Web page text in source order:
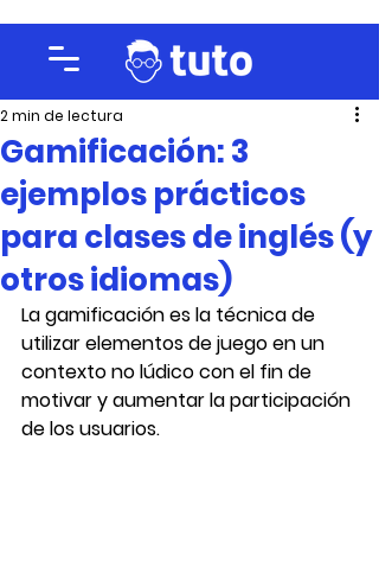
Gamificación: 3
ejemplos prácticos
para clases de inglés (y
otros idiomas)
2 min de lectura
La gamificación es la técnica de
utilizar elementos de juego en un
contexto no lúdico con el fin de
motivar y aumentar la participación
de los usuarios.